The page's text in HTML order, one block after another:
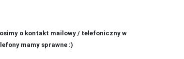
o kontakt mailowy / telefoniczny w
mamy sprawne :)